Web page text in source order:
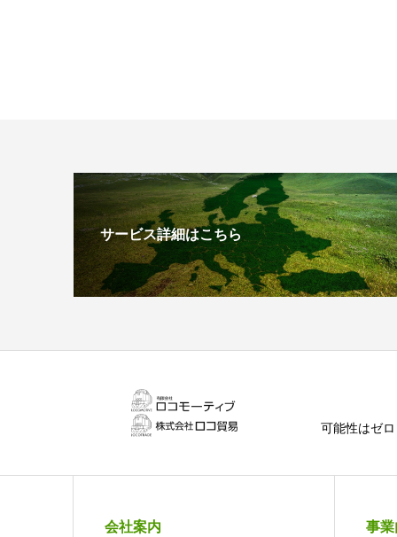
サービス詳細はこちら
可能性はゼ
会社案内 事